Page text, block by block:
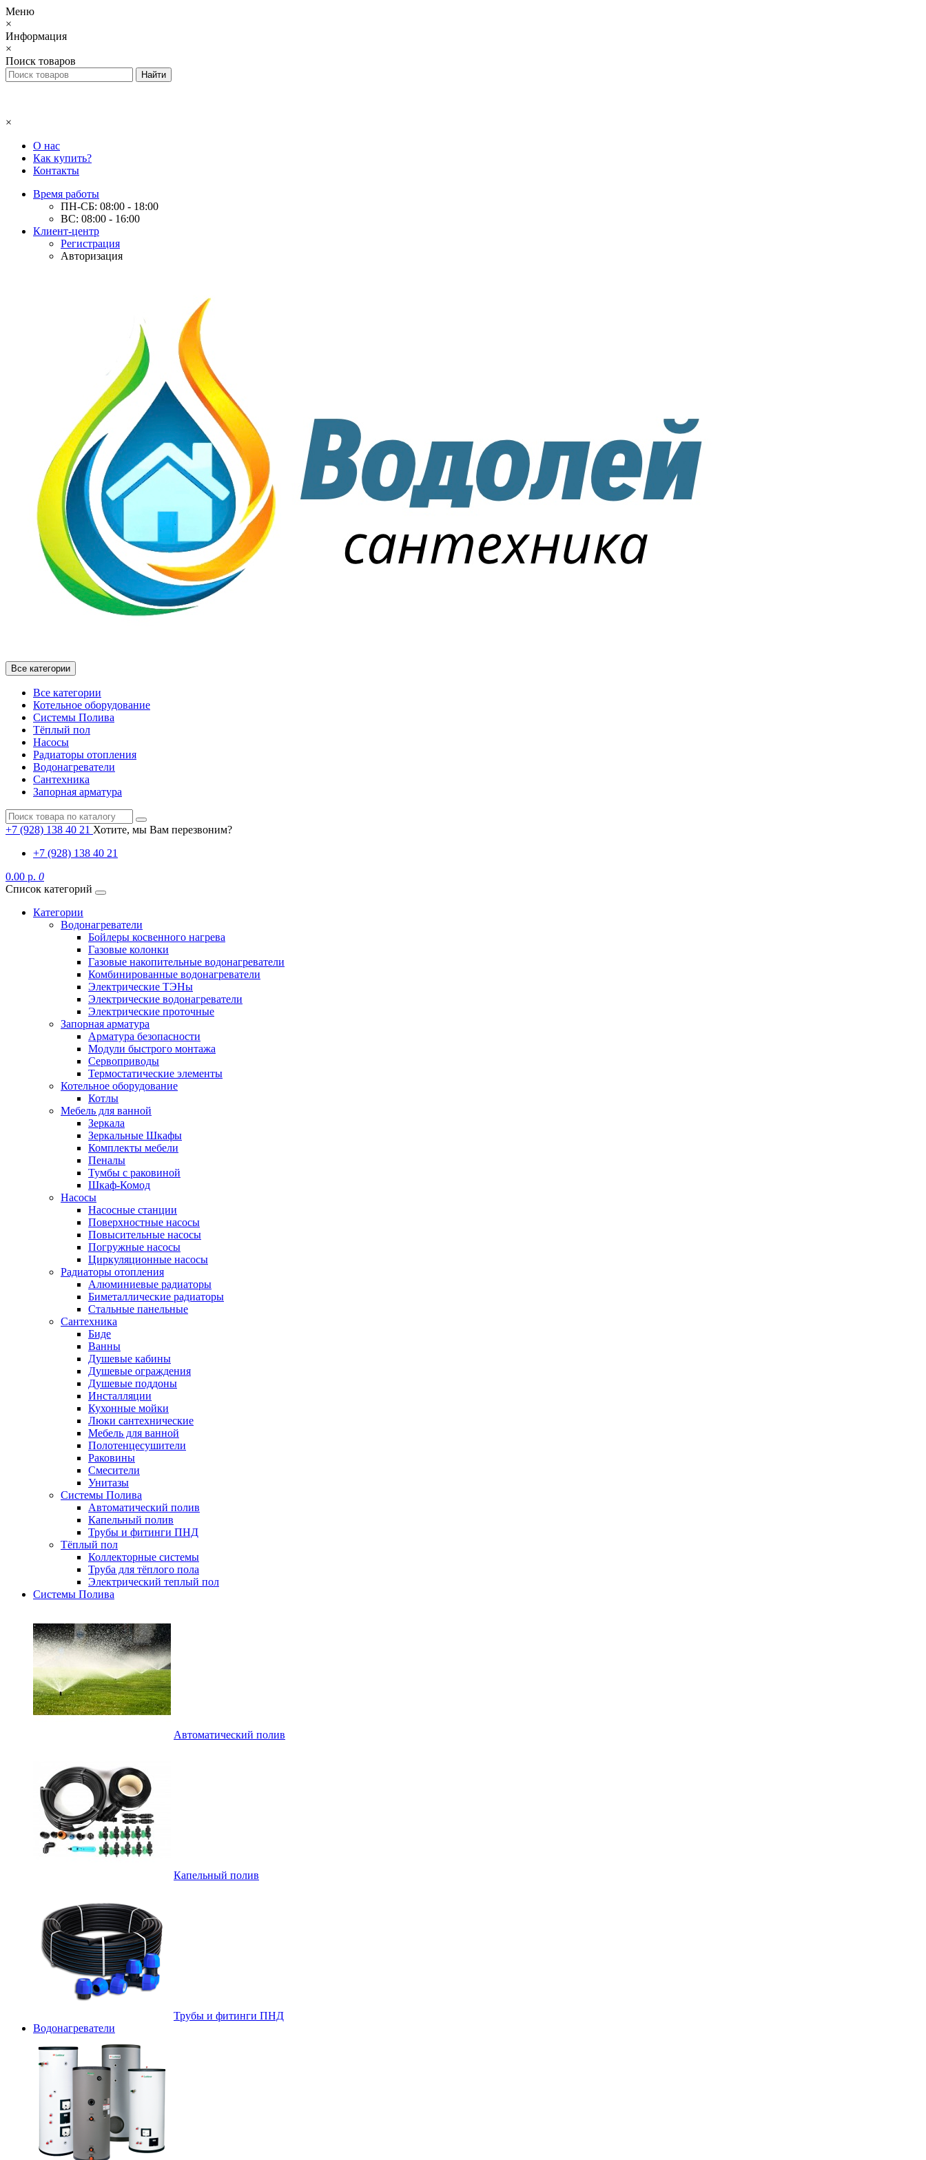
Меню
×
Информация
×
Поиск товаров
×
О нас
Как купить?
Контакты
Время работы
ПН-СБ: 08:00 - 18:00
ВС: 08:00 - 16:00
Клиент-центр
Регистрация
Авторизация
Все категории
Все категории
Котельное оборудование
Системы Полива
Тёплый пол
Насосы
Радиаторы отопления
Водонагреватели
Сантехника
Запорная арматура
+7 (928) 138 40 21 Хотите, мы Вам перезвоним?
+7 (928) 138 40 21
0.00 р. 0
Список категорий
Категории
Водонагреватели
Бойлеры косвенного нагрева
Газовые колонки
Газовые накопительные водонагреватели
Комбинированные водонагреватели
Электрические ТЭНы
Электрические водонагреватели
Электрические проточные
Запорная арматура
Арматура безопасности
Модули быстрого монтажа
Сервоприводы
Термостатические элементы
Котельное оборудование
Котлы
Мебель для ванной
Зеркала
Зеркальные Шкафы
Комплекты мебели
Пеналы
Тумбы с раковиной
Шкаф-Комод
Насосы
Насосные станции
Поверхностные насосы
Повысительные насосы
Погружные насосы
Циркуляционные насосы
Радиаторы отопления
Алюминиевые радиаторы
Биметаллические радиаторы
Стальные панельные
Сантехника
Биде
Ванны
Душевые кабины
Душевые ограждения
Душевые поддоны
Инсталляции
Кухонные мойки
Люки сантехнические
Мебель для ванной
Полотенцесушители
Раковины
Смесители
Унитазы
Системы Полива
Автоматический полив
Капельный полив
Трубы и фитинги ПНД
Тёплый пол
Коллекторные системы
Труба для тёплого пола
Электрический теплый пол
Системы Полива
Автоматический полив
Капельный полив
Трубы и фитинги ПНД
Водонагреватели